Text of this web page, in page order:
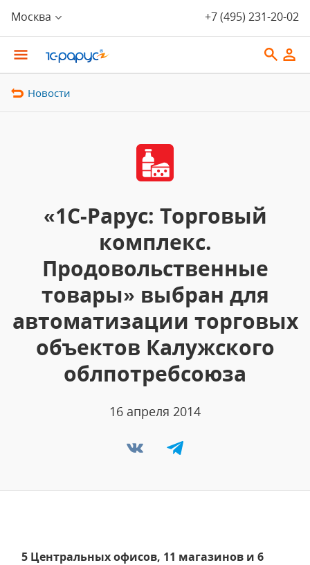
Москва +7 (495) 231-20-02
Новости
«1С-Рарус: Торговый
комплекс.
Продовольственные
товары» выбран для
автоматизации торговых
объектов Калужского
облпотребсоюза
16 апреля 2014
5 Центральных офисов, 11 магазинов и 6